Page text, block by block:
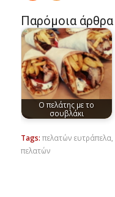
Παρόμοια άρθρα
Ο πελάτης με το
σουβλάκι
Tags: πελατών ευτράπελα
πελατών